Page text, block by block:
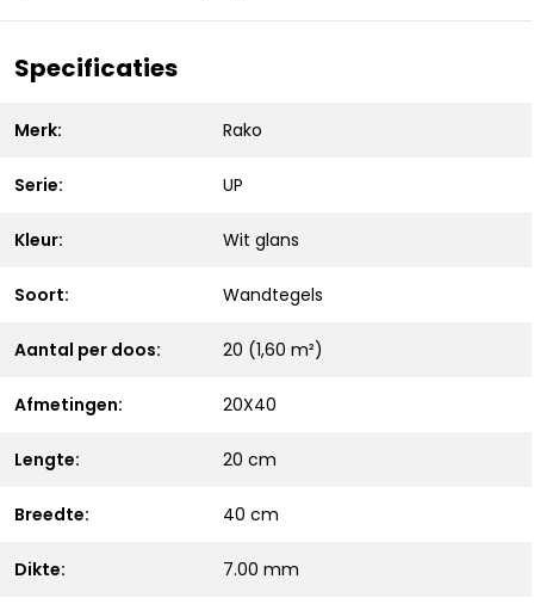
Specificaties
Merk: Rako
Serie: UP
Kleur: Wit glans
Soort: Wandtegels
Aantal per doos: 20 (1,60 m²)
Afmetingen: 20X40
Lengte: 20 cm
Breedte: 40 cm
Dikte: 7.00 mm